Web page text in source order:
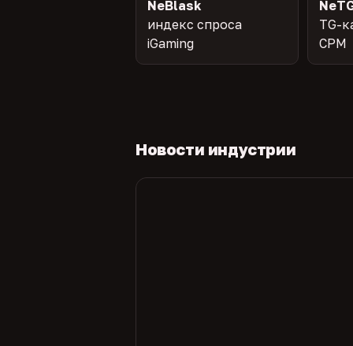
NeBlask
индекс спроса
iGaming
TG-
CPM
Новости индустрии